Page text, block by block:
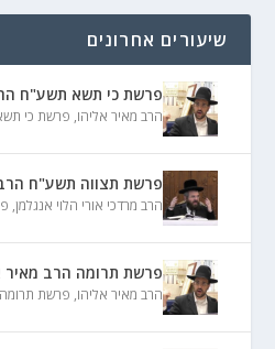
שיעורים אחרונים
פרשת כי תשא תשע"ח
הרב מאיר אליהו, פרשת כי
פרשת תצווה תשע"ח הרב
הרב מרדכי אורי הלוי אנגלמן,
פרשת תרומה הרב מאיר
הרב מאיר אליהו, פרשת תרומה